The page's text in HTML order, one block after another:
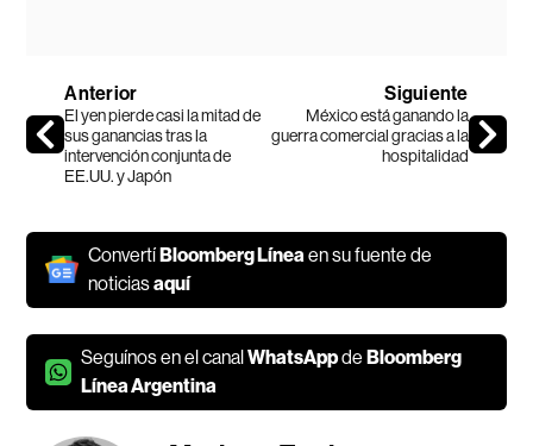
Anterior
El yen pierde casi la mitad de
sus ganancias tras la
intervención conjunta de
EE.UU. y Japón
Siguiente
México está ganando la
guerra comercial gracias a la
hospitalidad
ConvertíBloomberg Línea en su fuente de
noticiasaquí
Seguínos en el canalWhatsAppdeBloomberg
Línea Argentina